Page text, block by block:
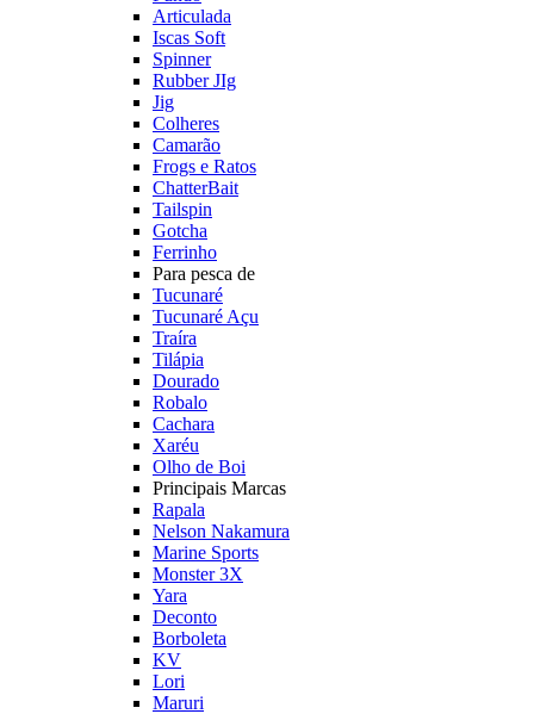
Articulada
Iscas Soft
Spinner
Rubber JIg
Jig
Colheres
Camarão
Frogs e Ratos
ChatterBait
Tailspin
Gotcha
Ferrinho
Para pesca de
Tucunaré
Tucunaré Açu
Traíra
Tilápia
Dourado
Robalo
Cachara
Xaréu
Olho de Boi
Principais Marcas
Rapala
Nelson Nakamura
Marine Sports
Monster 3X
Yara
Deconto
Borboleta
KV
Lori
Maruri